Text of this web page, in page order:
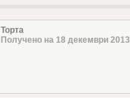
Торта
Получено на 18 декември 2013